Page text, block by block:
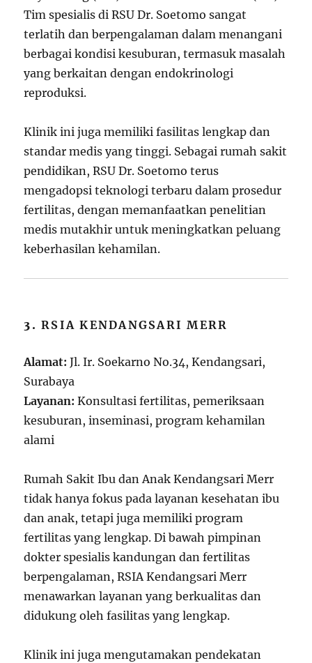
Tim spesialis di RSU Dr. Soetomo sangat
terlatih dan berpengalaman dalam menangani
berbagai kondisi kesuburan, termasuk masalah
yang berkaitan dengan endokrinologi
reproduksi.
Klinik ini juga memiliki fasilitas lengkap dan
standar medis yang tinggi. Sebagai rumah sakit
pendidikan, RSU Dr. Soetomo terus
mengadopsi teknologi terbaru dalam prosedur
fertilitas, dengan memanfaatkan penelitian
medis mutakhir untuk meningkatkan peluang
keberhasilan kehamilan.
3.RSIA KENDANGSARI MERR
Alamat: Jl. Ir. Soekarno No.34, Kendangsari,
Surabaya
Layanan: Konsultasi fertilitas, pemeriksaan
kesuburan, inseminasi, program kehamilan
alami
Rumah Sakit Ibu dan Anak Kendangsari Merr
tidak hanya fokus pada layanan kesehatan ibu
dan anak, tetapi juga memiliki program
fertilitas yang lengkap. Di bawah pimpinan
dokter spesialis kandungan dan fertilitas
berpengalaman, RSIA Kendangsari Merr
menawarkan layanan yang berkualitas dan
didukung oleh fasilitas yang lengkap.
Klinik ini juga mengutamakan pendekatan